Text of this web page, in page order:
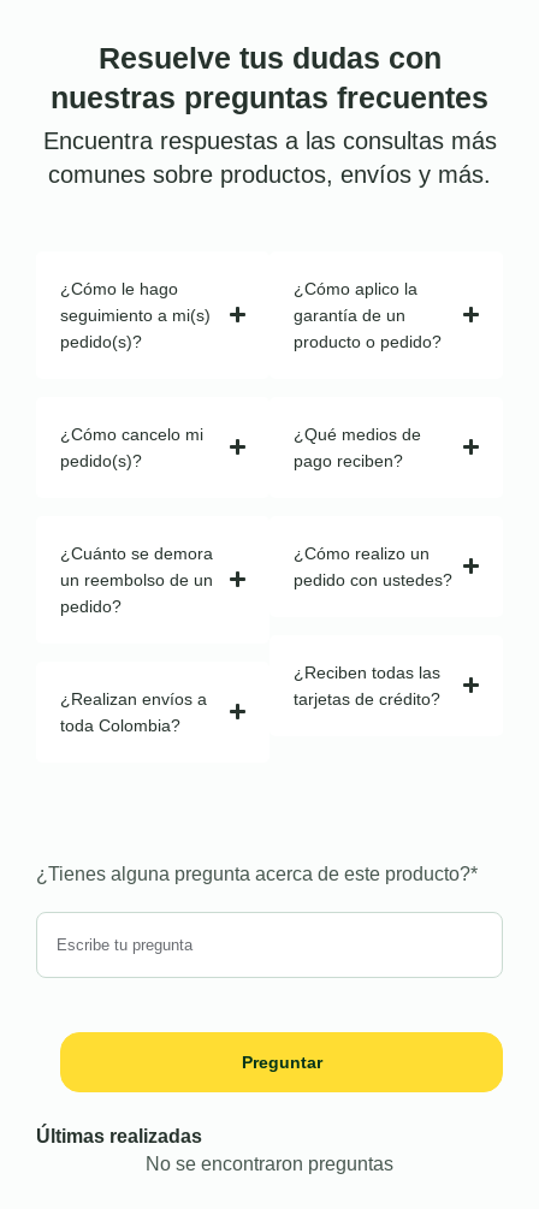
Resuelve tus dudas con
nuestras preguntas frecuentes
Encuentra respuestas a las consultas más
comunes sobre productos, envíos y más.
¿Cómo le hago
seguimiento a mi(s)
pedido(s)?
¿Cómo cancelo mi
pedido(s)?
¿Cuánto se demora
un reembolso de un
pedido?
¿Realizan envíos a
toda Colombia?
¿Cómo aplico la
garantía de un
producto o pedido?
¿Qué medios de
pago reciben?
¿Cómo realizo un
pedido con ustedes?
¿Reciben todas las
tarjetas de crédito?
¿Tienes alguna pregunta acerca de este producto?*
Preguntar
Últimas realizadas
No se encontraron preguntas